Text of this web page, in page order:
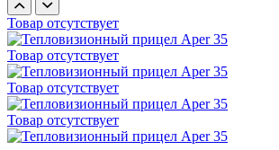
Товар отсутствует
Товар отсутствует
Товар отсутствует
Товар отсутствует